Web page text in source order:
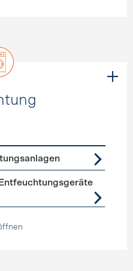
Beleuchtung